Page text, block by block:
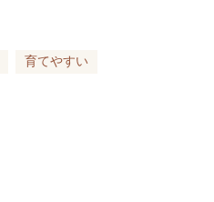
育てやすい